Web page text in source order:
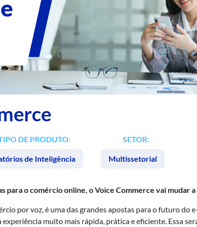
DE PRODUTO:
de Inteligência
SETOR:
Multissetorial
para o comércio online, o Voice Commerce vai mudar
por voz, é uma das grandes apostas para o futuro
muito mais rápida, prática e eficiente. Essa